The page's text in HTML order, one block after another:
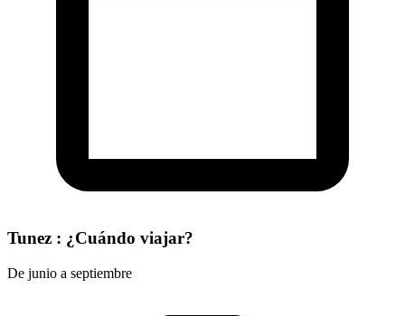
Tunez : ¿Cuándo viajar?
De junio a septiembre